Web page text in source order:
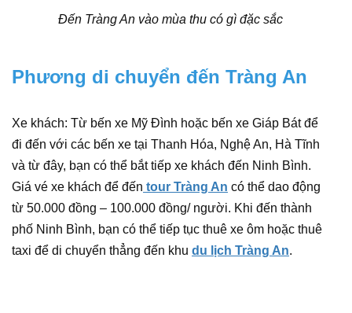
Đến Tràng An vào mùa thu có gì đặc sắc
Phương di chuyển đến Tràng An
Xe khách: Từ bến xe Mỹ Đình hoặc bến xe Giáp Bát để
đi đến với các bến xe tại Thanh Hóa, Nghệ An, Hà Tĩnh
và từ đây, bạn có thể bắt tiếp xe khách đến Ninh Bình.
Giá vé xe khách để đến tour Tràng An có thể dao động
từ 50.000 đồng – 100.000 đồng/ người. Khi đến thành
phố Ninh Bình, bạn có thể tiếp tục thuê xe ôm hoặc thuê
taxi để di chuyển thẳng đến khu du lịch Tràng An.